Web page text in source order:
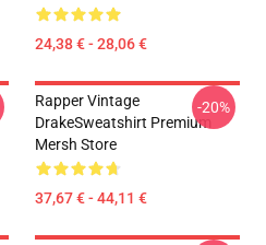
24,38 € - 28,06 €
Rapper Vintage
DrakeSweatshirt Premium
Mersh Store
37,67 € - 44,11 €
-20%